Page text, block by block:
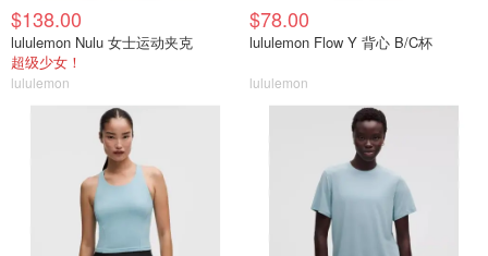
$138.00
lululemon Nulu 女士运动夹克
超级少女！
lululemon
$78.00
lululemon Flow Y 背心 B/C杯
lululemon